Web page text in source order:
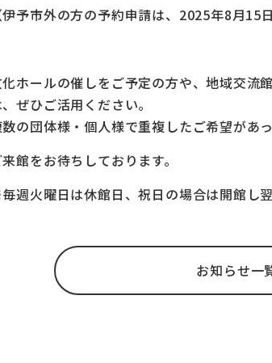
伊予市外の方の予約申請は、2025年8月15
ホールの催しをご予定の方や、地域交流
ぜひご活用ください。
の団体様・個人様で重複したご希望があ
来館をお待ちしております。
週火曜日は休館日、祝日の場合は開館し翌
お知らせ一